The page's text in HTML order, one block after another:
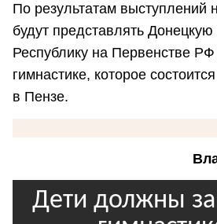
По результатам выступлений
будут представлять
Республику на Первенстве
гимнастике, которое
в Пензе.